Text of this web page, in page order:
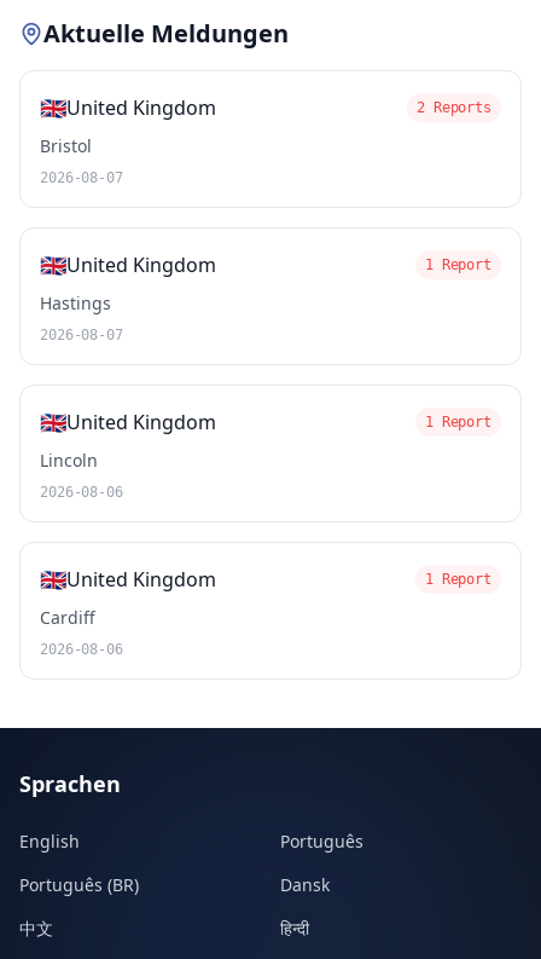
Aktuelle Meldungen
🇬🇧United Kingdom 2 Reports
Bristol
2026-08-07
🇬🇧United Kingdom 1 Report
Hastings
2026-08-07
🇬🇧United Kingdom 1 Report
Lincoln
2026-08-06
🇬🇧United Kingdom 1 Report
Cardiff
2026-08-06
Sprachen
English
Português
Português (BR)
Dansk
中文
हिन्दी